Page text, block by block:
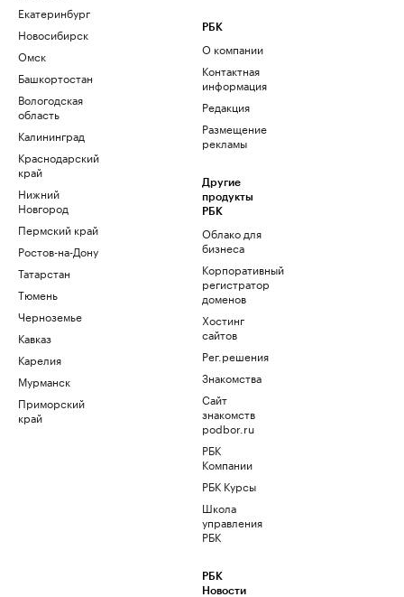
Екатеринбург
Новосибирск
Омск
Башкортостан
Вологодская
область
Калининград
Краснодарский
край
Нижний
Новгород
Пермский край
Ростов-на-Дону
Татарстан
Тюмень
Черноземье
Кавказ
Карелия
Мурманск
Приморский
край
РБК
О компании
Контактная
информация
Редакция
Размещение
рекламы
Другие
продукты
РБК
Облако для
бизнеса
Корпоративный
регистратор
доменов
Хостинг
сайтов
Рег.решения
Знакомства
Сайт
знакомств
podbor.ru
РБК
Компании
РБК Курсы
Школа
управления
РБК
РБК
Новости